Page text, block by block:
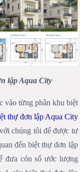
lập Aqua City
vào từng phân khu biệt
thự đơn lập Aqua City
chúng tôi để được tư
đến biệt thự đơn lập
đưa cón số ước lượng